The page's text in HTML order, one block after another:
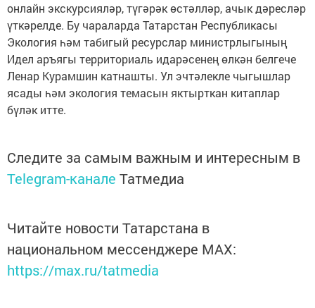
онлайн экскурсияләр, түгәрәк өстәлләр, ачык дәресләр
үткәрелде. Бу чараларда Татарстан Республикасы
Экология һәм табигый ресурслар министрлыгының
Идел аръягы территориаль идарәсенең өлкән белгече
Ленар Курамшин катнашты. Ул эчтәлекле чыгышлар
ясады һәм экология темасын яктырткан китаплар
бүләк итте.
Следите за самым важным и интересным в
Telegram-канале Татмедиа
Читайте новости Татарстана в
национальном мессенджере MАХ:
https://max.ru/tatmedia